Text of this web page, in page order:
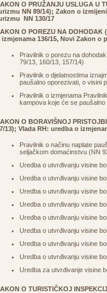
O PRUŽANJU USLUGA U
NN 89/14); Zakon o
NN 130/17
O POREZU NA DOHODAK
izmjenama 136/15, Novi Zakon o
Pravilnik o porezu na
79/13, 160/13, 157/14)
Pravilnik o djelatnostima
paušalno oporezivati, o visini
Pravilnik o izmjenama
kampova koje će se
O BORAVIŠNOJ
13); Vlada RH: uredba o
Pravilnik o načinu naplate
seljačkom domaćinstvu (NN
Uredba o utvrđivanju visine
Uredba o utvrđivanju visine
Uredba o utvrđivanju visine
Uredba o utvrđivanju visine
Uredba o utvrđivanju visine
Uredba o utvrđivanju visine
Uredba o utvrđivanju visine
Uredba o utvrđivanju visine
Uredba za utvrđivanje visine
O TURISTIČKOJ